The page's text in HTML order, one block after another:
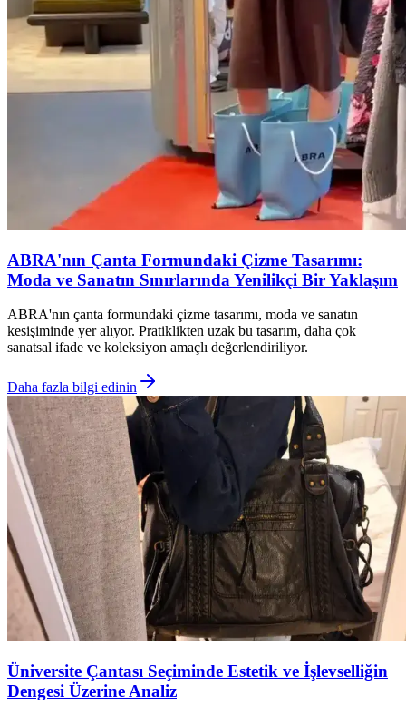
ABRA'nın Çanta Formundaki Çizme Tasarımı:
Moda ve Sanatın Sınırlarında Yenilikçi Bir Yaklaşım
ABRA'nın çanta formundaki çizme tasarımı, moda ve sanatın
kesişiminde yer alıyor. Pratiklikten uzak bu tasarım, daha çok
sanatsal ifade ve koleksiyon amaçlı değerlendiriliyor.
Daha fazla bilgi edinin
Üniversite Çantası Seçiminde Estetik ve İşlevselliğin
Dengesi Üzerine Analiz